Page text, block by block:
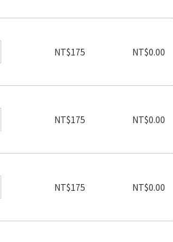
NT$175 NT$0.00
NT$175 NT$0.00
NT$175 NT$0.00